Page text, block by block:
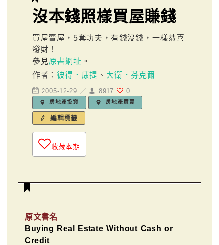
沒本錢照樣買屋賺錢
買屋賣屋，5套功夫，有錢沒錢，一樣恭喜
發財！
參見原書網址 。
作者：彼得．康提 、 大衛．芬克爾
2005-12-29 ／ 8917 0
房地產投資 房地產買賣
編輯標籤
收藏本期
原文書名
Buying Real Estate Without Cash or
Credit